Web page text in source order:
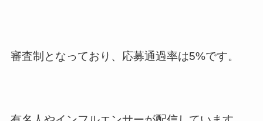
審査制となっており、応募通過率は5%です。